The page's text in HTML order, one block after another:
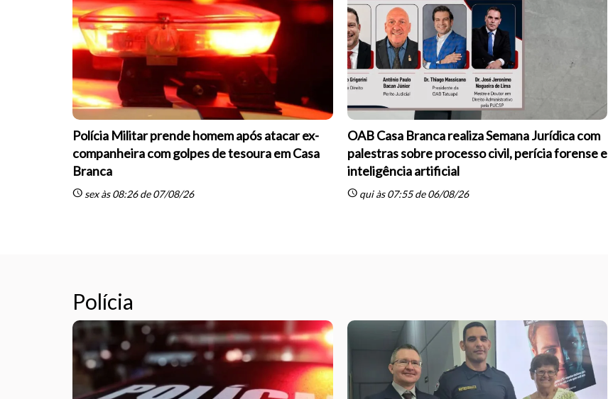
Polícia Militar prende homem após atacar ex-
companheira com golpes de tesoura em Casa
Branca
schedule sex às 08:26 de 07/08/26
OAB Casa Branca realiza Semana Jurídica com
palestras sobre processo civil, perícia forense e
inteligência artificial
schedulequi às 07:55 de 06/08/26
Polícia